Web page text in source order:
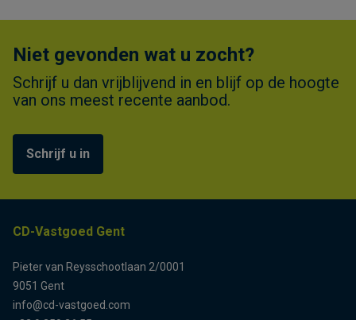
Niet gevonden wat u zocht?
Schrijf u dan vrijblijvend in en blijf op de hoogte
van ons meest recente aanbod.
Schrijf u in
CD-Vastgoed Gent
Pieter van Reysschootlaan 2/0001
9051 Gent
info@cd-vastgoed.com